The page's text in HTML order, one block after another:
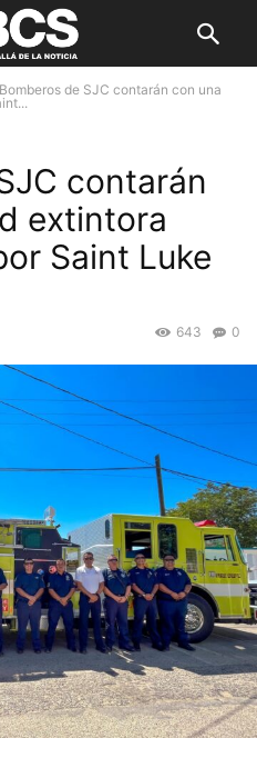
Bomberos de SJC contarán con una
contarán
extintora
Saint Luke
0
643